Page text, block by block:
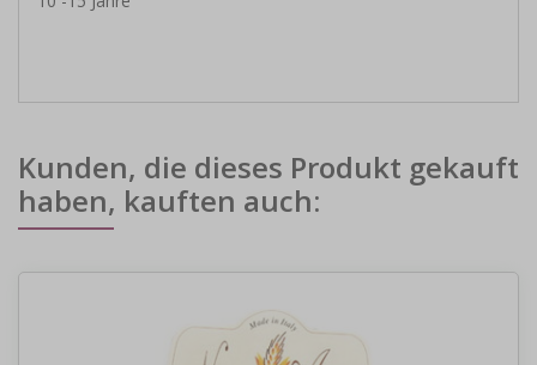
Kunden, die dieses Produkt gekauft
haben, kauften auch: